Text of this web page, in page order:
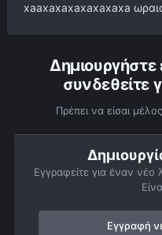
xaaxaxaxaxaxaxaxa
Δημιουργήστε
συνδεθείτε
Πρέπει να είσαι
Εγγραφείτε για έναν νέο
Εγγραφή